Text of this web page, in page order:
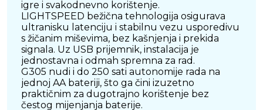
igre i svakodnevno korištenje.
LIGHTSPEED bežična tehnologija osigurava
ultranisku latenciju i stabilnu vezu usporedivu
s žičanim miševima, bez kašnjenja i prekida
signala. Uz USB prijemnik, instalacija je
jednostavna i odmah spremna za rad.
G305 nudi i do 250 sati autonomije rada na
jednoj AA bateriji, što ga čini izuzetno
praktičnim za dugotrajno korištenje bez
čestog mijenjanja baterije.